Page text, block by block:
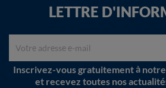
LETTRE
Inscrivez-vous gratuitement à
et recevez toutes nos